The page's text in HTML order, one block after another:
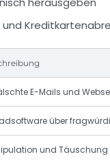
E-Mails und
über
und Täuschung